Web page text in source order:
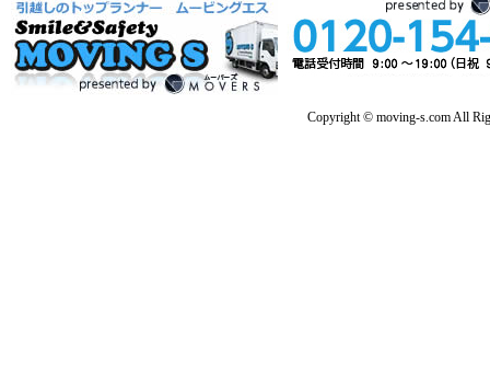
Copyright © moving-s.com All